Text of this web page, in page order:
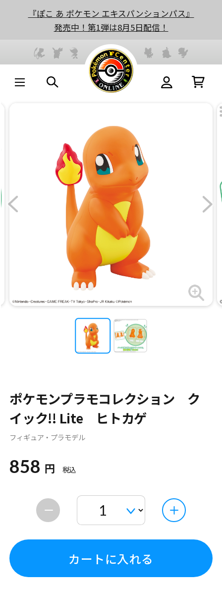
『ぽこ あ ポケモン エキスパンションパス』
発売中！第1弾は8月5日配信！
ポケモンプラモコレクション ク
イック!! Lite ヒトカゲ
フィギュア・プラモデル
858 円 税込
カートに入れる